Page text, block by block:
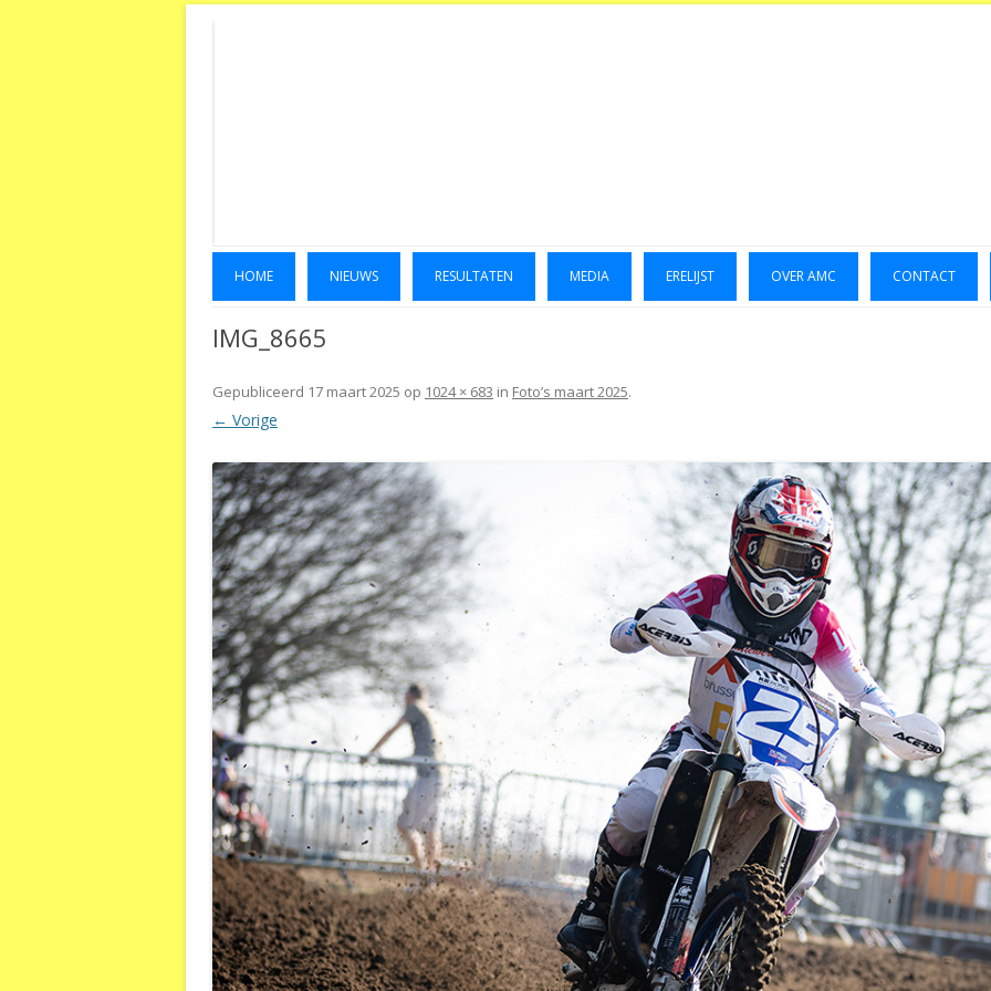
HOME NIEUWS RESULTATEN MEDIA
FOTO’S OKTOBER 2023
FOTO’S SEPTEMBER 2024
FOTO’S MAART 2025
FOTO’S OKTOBER 2025
ERELIJST OVER AMC CONTACT
IMG_8665
Gepubliceerd 17 maart 2025 op 1024 × 683 in Foto’s maart 2025.
← Vorige